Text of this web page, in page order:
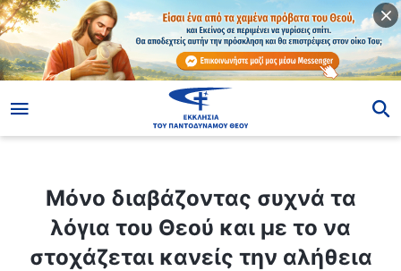
Μόνο διαβάζοντας συχνά τα
λόγια του Θεού και με το να
στοχάζεται κανείς την αλήθεια